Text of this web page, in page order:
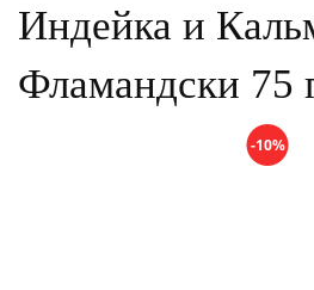
Индейка и
Фламандски 75
-10%